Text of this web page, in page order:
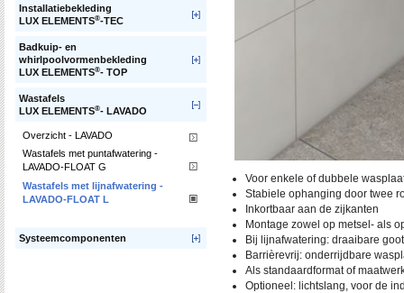
Installatiebekleding
LUX ELEMENTS®-TEC
Badkuip- en
whirlpoolvormenbekleding
LUX ELEMENTS®- TOP
Wastafels
LUX ELEMENTS®- LAVADO
Overzicht - LAVADO
Wastafels met puntafwatering -
LAVADO-FLOAT G
Wastafels met lijnafwatering -
LAVADO-FLOAT L
Systeemcomponenten
Voor enkele of dubbele
Stabiele ophanging door twee
Inkortbaar aan de zijkanten
Montage zowel op metsel- als
Bij lijnafwatering: draaibare
Barrièrevrij: onderrijdbare
Als standaardformat of
Optioneel: lichtslang, voor de